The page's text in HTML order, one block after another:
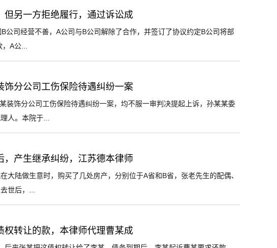
但另一方拒绝履行，通过诉讼成
公司经营不善，A公司与B公司解除了合作，并签订了协议约定B公司将部
A公...
分公司工伤保险待遇纠纷一案
装饰分公司工伤保险待遇纠纷一案，均不服一审判决提起上诉，孙某某委
人。本院于...
，产生继承纠纷，江苏德本律师
大陆做生意时，购买了几处房产，分别位于A省和B省，张老先生的配偶、
世后，...
转让的款，本律师代理曹某成